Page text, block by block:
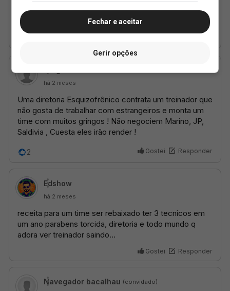
Fechar e aceitar
Gerir opções